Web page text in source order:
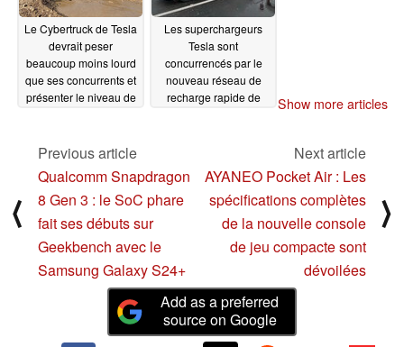
Le Cybertruck de Tesla
devrait peser
beaucoup moins lourd
que ses concurrents et
présenter le niveau de
experts en démontage
électriques 07/31/2023
Les superchargeurs
Tesla sont
concurrencés par le
nouveau réseau de
recharge rapide de
Biden07/28/2023
Show more articles
⟨
Previous article
Qualcomm Snapdragon
8 Gen 3 : le SoC phare
fait ses débuts sur
Geekbench avec le
Samsung Galaxy S24+
Next article
AYANEO Pocket Air : Les
spécifications complètes
de la nouvelle console
de jeu compacte sont
dévoilées
⟩
Add as a preferred
source on Google